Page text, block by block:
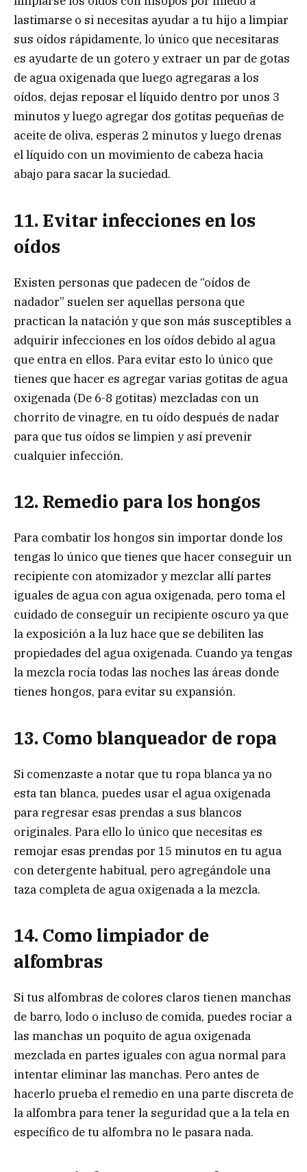
lastimarse o si necesitas ayudar a tu hijo a limpiar
sus oídos rápidamente, lo único que necesitaras
es ayudarte de un gotero y extraer un par de gotas
de agua oxigenada que luego agregaras a los
oídos, dejas reposar el líquido dentro por unos 3
minutos y luego agregar dos gotitas pequeñas de
aceite de oliva, esperas 2 minutos y luego drenas
el líquido con un movimiento de cabeza hacia
abajo para sacar la suciedad.
11. Evitar infecciones en los
oídos
Existen personas que padecen de “oídos de
nadador” suelen ser aquellas persona que
practican la natación y que son más susceptibles a
adquirir infecciones en los oídos debido al agua
que entra en ellos. Para evitar esto lo único que
tienes que hacer es agregar varias gotitas de agua
oxigenada (De 6-8 gotitas) mezcladas con un
chorrito de vinagre, en tu oído después de nadar
para que tus oídos se limpien y así prevenir
cualquier infección.
12. Remedio para los hongos
Para combatir los hongos sin importar donde los
tengas lo único que tienes que hacer conseguir un
recipiente con atomizador y mezclar allí partes
iguales de agua con agua oxigenada, pero toma el
cuidado de conseguir un recipiente oscuro ya que
la exposición a la luz hace que se debiliten las
propiedades del agua oxigenada. Cuando ya tengas
la mezcla rocía todas las noches las áreas donde
tienes hongos, para evitar su expansión.
13. Como blanqueador de ropa
Si comenzaste a notar que tu ropa blanca ya no
esta tan blanca, puedes usar el agua oxigenada
para regresar esas prendas a sus blancos
originales. Para ello lo único que necesitas es
remojar esas prendas por 15 minutos en tu agua
con detergente habitual, pero agregándole una
taza completa de agua oxigenada a la mezcla.
14. Como limpiador de
alfombras
Si tus alfombras de colores claros tienen manchas
de barro, lodo o incluso de comida, puedes rociar a
las manchas un poquito de agua oxigenada
mezclada en partes iguales con agua normal para
intentar eliminar las manchas. Pero antes de
hacerlo prueba el remedio en una parte discreta de
la alfombra para tener la seguridad que a la tela en
específico de tu alfombra no le pasara nada.